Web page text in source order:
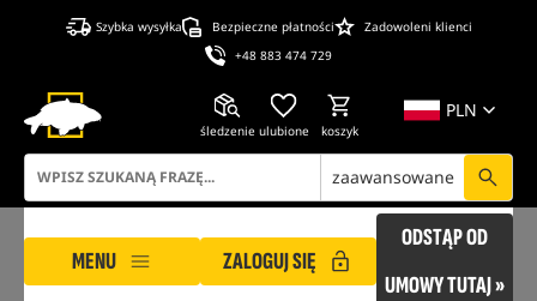
Szybka wysyłka Bezpieczne płatności
Zadowoleni klienci
+48 883 474 729
PLN
śledzenie ulubione koszyk
zaawansowane
MENU ZALOGUJ SIĘ
ODSTĄP OD
UMOWY TUTAJ »